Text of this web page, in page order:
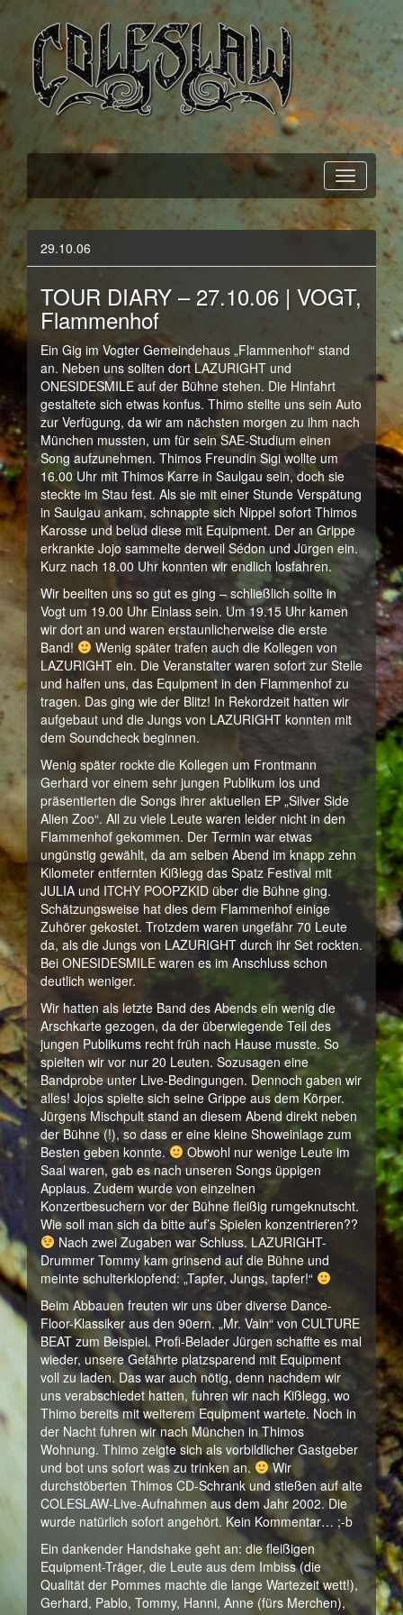
Coleslaw
Official Webpage
29.10.06
TOUR DIARY – 27.10.06 | VOGT,
Flammenhof
Ein Gig im Vogter Gemeindehaus „Flammenhof“ stand
an. Neben uns sollten dort LAZURIGHT und
ONESIDESMILE auf der Bühne stehen. Die Hinfahrt
gestaltete sich etwas konfus. Thimo stellte uns sein Auto
zur Verfügung, da wir am nächsten morgen zu ihm nach
München mussten, um für sein SAE-Studium einen
Song aufzunehmen. Thimos Freundin Sigi wollte um
16.00 Uhr mit Thimos Karre in Saulgau sein, doch sie
steckte im Stau fest. Als sie mit einer Stunde Verspätung
in Saulgau ankam, schnappte sich Nippel sofort Thimos
Karosse und belud diese mit Equipment. Der an Grippe
erkrankte Jojo sammelte derweil Sédon und Jürgen ein.
Kurz nach 18.00 Uhr konnten wir endlich losfahren.
Wir beeilten uns so gut es ging – schließlich sollte in
Vogt um 19.00 Uhr Einlass sein. Um 19.15 Uhr kamen
wir dort an und waren erstaunlicherweise die erste
Band!
Wenig später trafen auch die Kollegen von
LAZURIGHT ein. Die Veranstalter waren sofort zur Stelle
und halfen uns, das Equipment in den Flammenhof zu
tragen. Das ging wie der Blitz! In Rekordzeit hatten wir
aufgebaut und die Jungs von LAZURIGHT konnten mit
dem Soundcheck beginnen.
Wenig später rockte die Kollegen um Frontmann
Gerhard vor einem sehr jungen Publikum los und
präsentierten die Songs ihrer aktuellen EP „Silver Side
Alien Zoo“. All zu viele Leute waren leider nicht in den
Flammenhof gekommen. Der Termin war etwas
ungünstig gewählt, da am selben Abend im knapp zehn
Kilometer entfernten Kißlegg das Spatz Festival mit
JULIA und ITCHY POOPZKID über die Bühne ging.
Schätzungsweise hat dies dem Flammenhof einige
Zuhörer gekostet. Trotzdem waren ungefähr 70 Leute
da, als die Jungs von LAZURIGHT durch ihr Set rockten.
Bei ONESIDESMILE waren es im Anschluss schon
deutlich weniger.
Wir hatten als letzte Band des Abends ein wenig die
Arschkarte gezogen, da der überwiegende Teil des
jungen Publikums recht früh nach Hause musste. So
spielten wir vor nur 20 Leuten. Sozusagen eine
Bandprobe unter Live-Bedingungen. Dennoch gaben wir
alles! Jojos spielte sich seine Grippe aus dem Körper.
Jürgens Mischpult stand an diesem Abend direkt neben
der Bühne (!), so dass er eine kleine Showeinlage zum
Besten geben konnte.
Obwohl nur wenige Leute im
Saal waren, gab es nach unseren Songs üppigen
Applaus. Zudem wurde von einzelnen
Konzertbesuchern vor der Bühne fleißig rumgeknutscht.
Wie soll man sich da bitte auf’s Spielen konzentrieren??
Nach zwei Zugaben war Schluss. LAZURIGHT-
Drummer Tommy kam grinsend auf die Bühne und
meinte schulterklopfend: „Tapfer, Jungs, tapfer!“
Beim Abbauen freuten wir uns über diverse Dance-
Floor-Klassiker aus den 90ern. „Mr. Vain“ von CULTURE
BEAT zum Beispiel. Profi-Belader Jürgen schaffte es mal
wieder, unsere Gefährte platzsparend mit Equipment
voll zu laden. Das war auch nötig, denn nachdem wir
uns verabschiedet hatten, fuhren wir nach Kißlegg, wo
Thimo bereits mit weiterem Equipment wartete. Noch in
der Nacht fuhren wir nach München in Thimos
Wohnung. Thimo zeigte sich als vorbildlicher Gastgeber
und bot uns sofort was zu trinken an.
Wir
durchstöberten Thimos CD-Schrank und stießen auf alte
COLESLAW-Live-Aufnahmen aus dem Jahr 2002. Die
wurde natürlich sofort angehört. Kein Kommentar… ;-b
Ein dankender Handshake geht an: die fleißigen
Equipment-Träger, die Leute aus dem Imbiss (die
Qualität der Pommes machte die lange Wartezeit wett!),
Gerhard, Pablo, Tommy, Hanni, Anne (fürs Merchen),